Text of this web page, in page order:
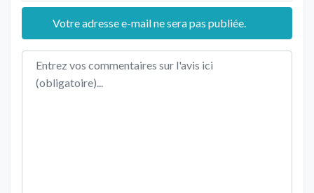
Votre adresse e-mail ne sera pas publiée.
Texte de l'avis